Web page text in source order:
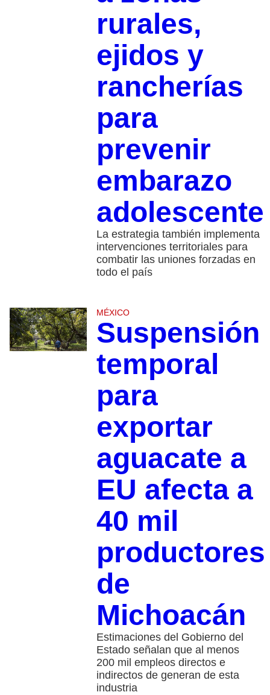
rurales,
ejidos y
rancherías
para
prevenir
embarazo
adolescente
La estrategia también implementa
intervenciones territoriales para
combatir las uniones forzadas en
todo el país
MÉXICO
Suspensión
temporal
para
exportar
aguacate a
EU afecta a
40 mil
productores
de
Michoacán
Estimaciones del Gobierno del
Estado señalan que al menos
200 mil empleos directos e
indirectos de generan de esta
industria